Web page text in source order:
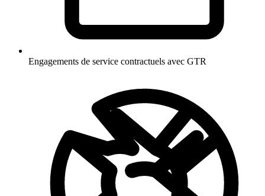
Engagements de service contractuels avec GTR